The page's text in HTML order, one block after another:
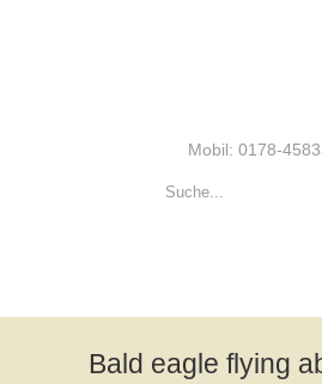
Mobil: 0178-
Bald eagle flying